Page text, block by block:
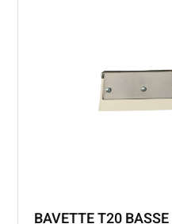
BAVETTE T20 BASSE